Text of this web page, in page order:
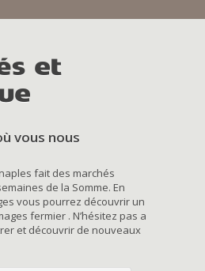
et
vous nous
fait des marchés
de la Somme. En
vous pourrez découvrir un
fermier . N’hésitez pas a
et découvrir de nouveaux